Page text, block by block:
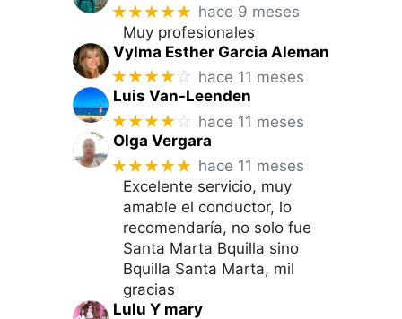
★★★★★ hace 9 meses
Muy profesionales
Vylma Esther Garcia Aleman
★★★★☆ hace 11 meses
Luis Van-Leenden
★★★★☆ hace 11 meses
Olga Vergara
★★★★★ hace 11 meses
Excelente servicio, muy
amable el conductor, lo
recomendaría, no solo fue
Santa Marta Bquilla sino
Bquilla Santa Marta, mil
gracias
Lulu Y mary